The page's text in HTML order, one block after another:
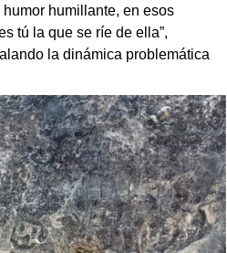
humillante, en esos
tú la que se ríe de ella”,
la dinámica problemática